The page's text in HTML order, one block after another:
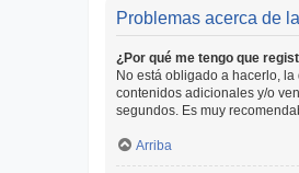
Problemas acerca de
¿Por qué me tengo que
No está obligado a hacerlo,
contenidos adicionales y/o
segundos. Es muy
Arriba